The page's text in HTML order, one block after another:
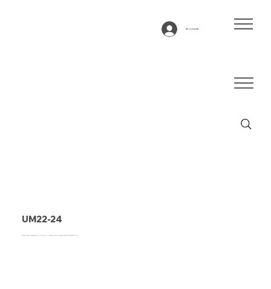
Se connecter
UM22-24
Bande transporteuse type UM22-24 PU, blanche, tissu 2 couches stabilité latéraler (R)